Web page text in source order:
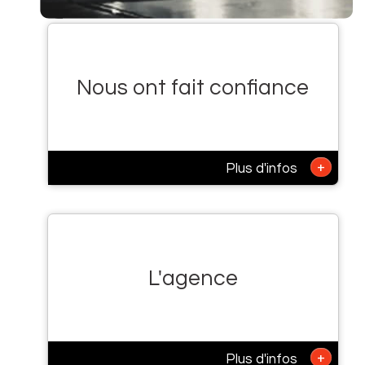
Nous ont fait confiance
Plus d'infos +
L'agence
Plus d'infos +